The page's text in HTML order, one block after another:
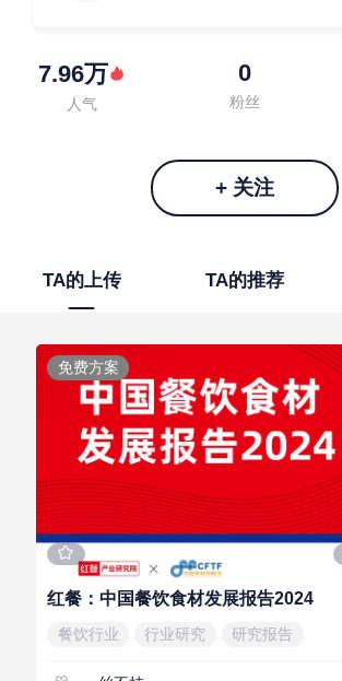
7.96万
人气
0
粉丝
+ 关注
TA的上传 TA的推荐
免费方案
红餐：中国餐饮食材发展报告2024
餐饮行业 行业研究 研究报告